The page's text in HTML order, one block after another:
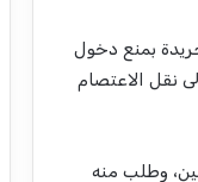
بمنع دخول
نقل الاعتصام
وطلب منه